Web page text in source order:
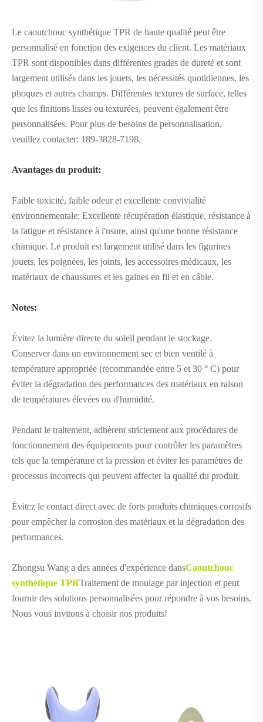
Le caoutchouc synthétique TPR de haute qualité peut être
personnalisé en fonction des exigences du client. Les matériaux
TPR sont disponibles dans différentes grades de dureté et sont
largement utilisés dans les jouets, les nécessités quotidiennes, les
phoques et autres champs. Différentes textures de surface, telles
que les finitions lisses ou texturées, peuvent également être
personnalisées. Pour plus de besoins de personnalisation,
veuillez contacter: 189-3828-7198.
Avantages du produit:
Faible toxicité, faible odeur et excellente convivialité
environnementale; Excellente récupération élastique, résistance à
la fatigue et résistance à l'usure, ainsi qu'une bonne résistance
chimique. Le produit est largement utilisé dans les figurines
jouets, les poignées, les joints, les accessoires médicaux, les
matériaux de chaussures et les gaines en fil et en câble.
Notes:
Évitez la lumière directe du soleil pendant le stockage.
Conserver dans un environnement sec et bien ventilé à
température appropriée (recommandée entre 5 et 30 ° C) pour
éviter la dégradation des performances des matériaux en raison
de températures élevées ou d'humidité.
Pendant le traitement, adhèrent strictement aux procédures de
fonctionnement des équipements pour contrôler les paramètres
tels que la température et la pression et éviter les paramètres de
processus incorrects qui peuvent affecter la qualité du produit.
Évitez le contact direct avec de forts produits chimiques corrosifs
pour empêcher la corrosion des matériaux et la dégradation des
performances.
Zhongsu Wang a des années d'expérience dansCaoutchouc
synthétique TPRTraitement de moulage par injection et peut
fournir des solutions personnalisées pour répondre à vos besoins.
Nous vous invitons à choisir nos produits!